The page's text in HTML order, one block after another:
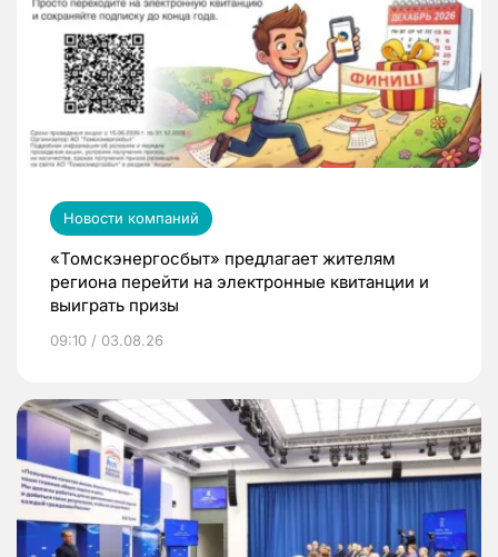
Новости компаний
«Томскэнергосбыт» предлагает жителям
региона перейти на электронные квитанции и
выиграть призы
09:10 / 03.08.26